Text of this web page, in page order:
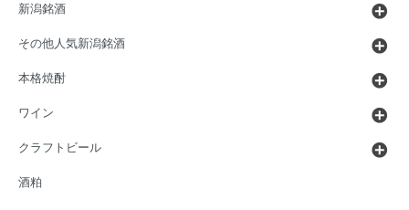
新潟銘酒
その他人気新潟銘酒
本格焼酎
ワイン
クラフトビール
酒粕